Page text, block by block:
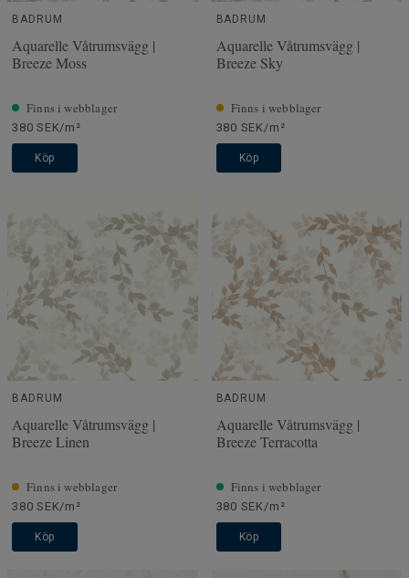
BADRUM
Aquarelle Våtrumsvägg |
Breeze Moss
Finns i webblager
380 SEK/m²
Köp
BADRUM
Aquarelle Våtrumsvägg |
Breeze Sky
Finns i webblager
380 SEK/m²
Köp
BADRUM
Aquarelle Våtrumsvägg |
Breeze Linen
Finns i webblager
380 SEK/m²
Köp
BADRUM
Aquarelle Våtrumsvägg |
Breeze Terracotta
Finns i webblager
380 SEK/m²
Köp